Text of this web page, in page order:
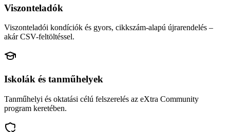
Viszonteladók
Viszonteladói kondíciók és gyors, cikkszám-alapú újrarendelés –
akár CSV-feltöltéssel.
Iskolák és tanműhelyek
Tanműhelyi és oktatási célú felszerelés az eXtra Community
program keretében.